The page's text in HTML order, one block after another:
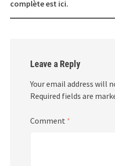
complète est ici.
Leave a Reply
Your email address will
Required fields are
Comment *